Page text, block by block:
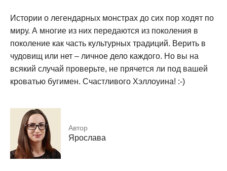
Истории о легендарных монстрах до сих пор ходят по
миру. А многие из них передаются из поколения в
поколение как часть культурных традиций. Верить в
чудовищ или нет – личное дело каждого. Но вы на
всякий случай проверьте, не прячется ли под вашей
кроватью бугимен. Счастливого Хэллоуина! :-)
Автор
Ярослава